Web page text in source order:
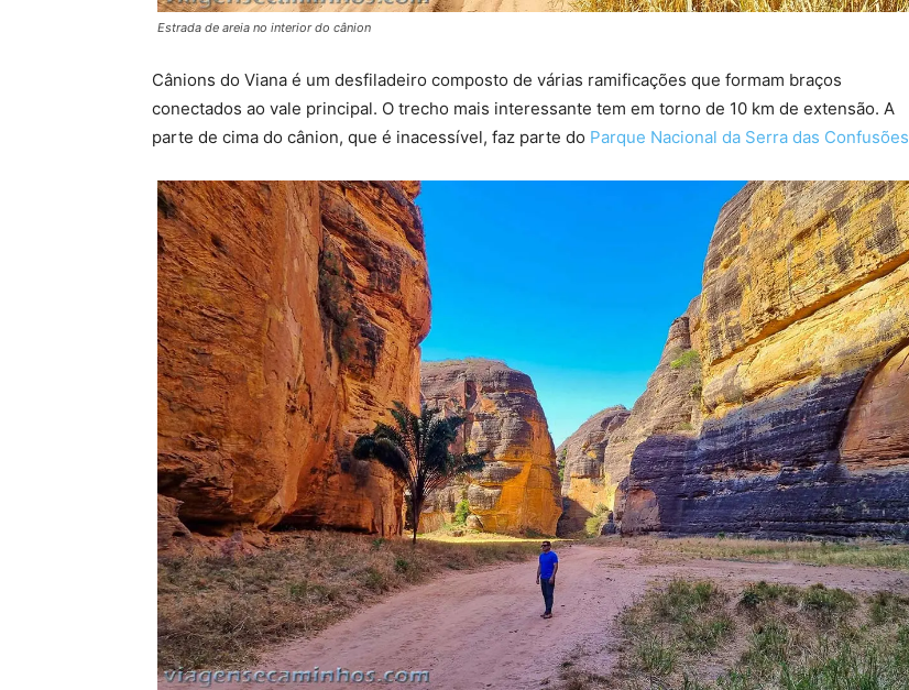
Estrada de areia no interior do cânion
Cânions do Viana é um desfiladeiro composto de várias ramificações que formam braços
conectados ao vale principal. O trecho mais interessante tem em torno de 10 km de extensão. A
parte de cima do cânion, que é inacessível, faz parte do Parque Nacional da Serra das Confusões